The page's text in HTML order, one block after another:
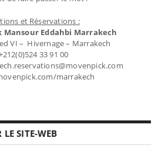
et Réservations :
Mansour Eddahbi Marrakech
VI – Hivernage – Marrakech
33 91 00
marrakech
LE SITE-WEB